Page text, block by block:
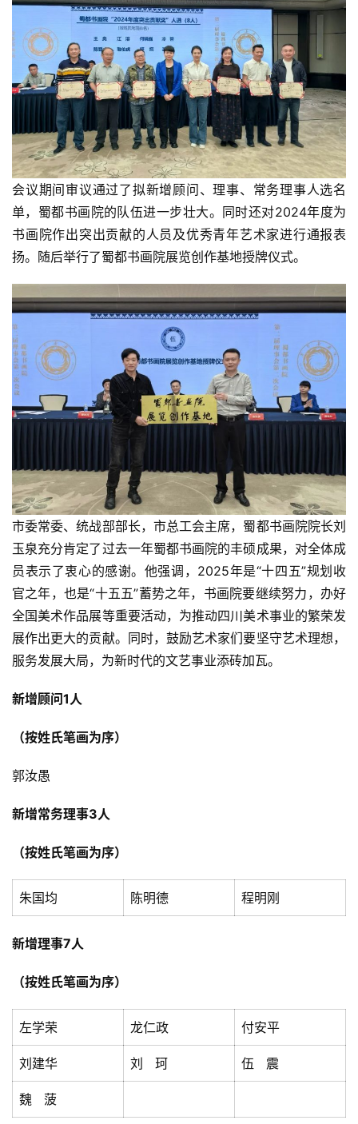
页
本
院
概
会议期间审议通过了拟新增顾问、理事、常务理事人选名
单，蜀都书画院的队伍进一步壮大。同时还对2024年度为
书画院作出突出贡献的人员及优秀青年艺术家进行通报表
扬。随后举行了蜀都书画院展览创作基地授牌仪式。
市委常委、统战部部长，市总工会主席，蜀都书画院院长刘
玉泉充分肯定了过去一年蜀都书画院的丰硕成果，对全体成
员表示了衷心的感谢。他强调，2025年是“十四五”规划收
官之年，也是“十五五”蓄势之年，书画院要继续努力，办好
全国美术作品展等重要活动，为推动四川美术事业的繁荣发
展作出更大的贡献。同时，鼓励艺术家们要坚守艺术理想，
服务发展大局，为新时代的文艺事业添砖加瓦。
新增顾问1人
（按姓氏笔画为序）
郭汝愚
新增常务理事3人
（按姓氏笔画为序）
朱国均 陈明德 程明刚
新增理事7人
（按姓氏笔画为序）
左学荣 龙仁政 付安平
刘建华 刘 珂 伍 震
魏 菠